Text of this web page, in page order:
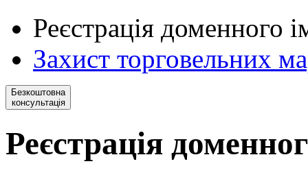
Реєстрація доменного
Захист торговельних
Безкоштовна
консультація
Реєстрація